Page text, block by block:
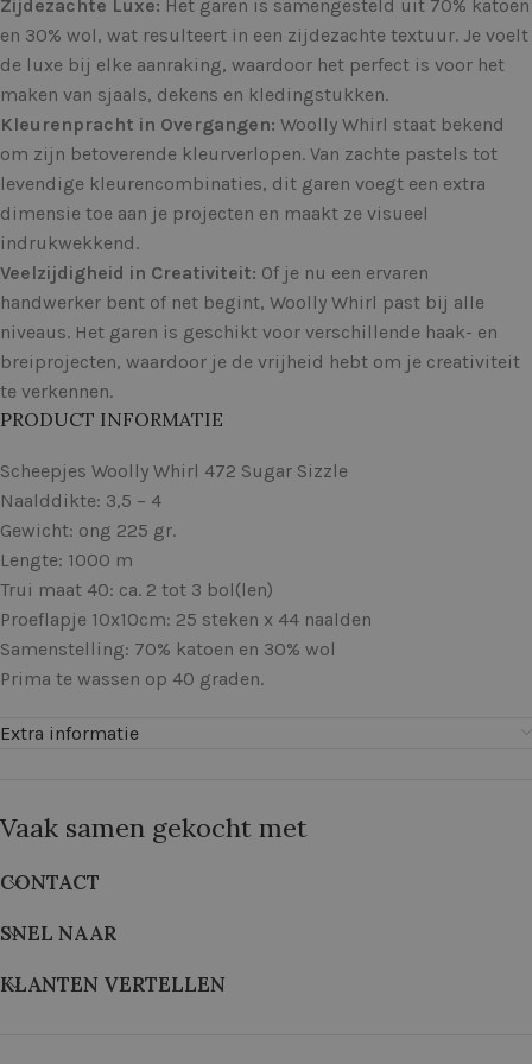
Zijdezachte Luxe: Het garen is samengesteld uit 70% katoen
en 30% wol, wat resulteert in een zijdezachte textuur. Je voelt
de luxe bij elke aanraking, waardoor het perfect is voor het
maken van sjaals, dekens en kledingstukken.
Kleurenpracht in Overgangen: Woolly Whirl staat bekend
om zijn betoverende kleurverlopen. Van zachte pastels tot
levendige kleurencombinaties, dit garen voegt een extra
dimensie toe aan je projecten en maakt ze visueel
indrukwekkend.
Veelzijdigheid in Creativiteit: Of je nu een ervaren
handwerker bent of net begint, Woolly Whirl past bij alle
niveaus. Het garen is geschikt voor verschillende haak- en
breiprojecten, waardoor je de vrijheid hebt om je creativiteit
te verkennen.
PRODUCT INFORMATIE
Scheepjes Woolly Whirl 472 Sugar Sizzle
Naalddikte: 3,5 – 4
Gewicht: ong 225 gr.
Lengte: 1000 m
Trui maat 40: ca. 2 tot 3 bol(len)
Proeflapje 10x10cm: 25 steken x 44 naalden
Samenstelling: 70% katoen en 30% wol
Prima te wassen op 40 graden.
Extra informatie
Vaak samen gekocht met
CONTACT
SNEL NAAR
KLANTEN VERTELLEN